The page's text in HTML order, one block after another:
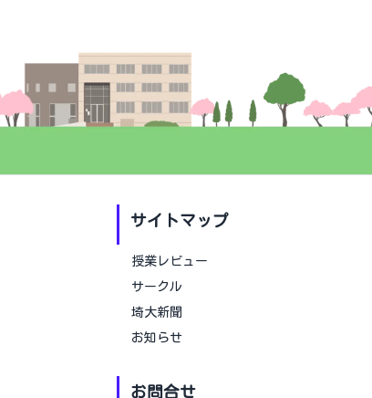
サイトマップ
授業レビュー
サークル
埼大新聞
お知らせ
お問合せ